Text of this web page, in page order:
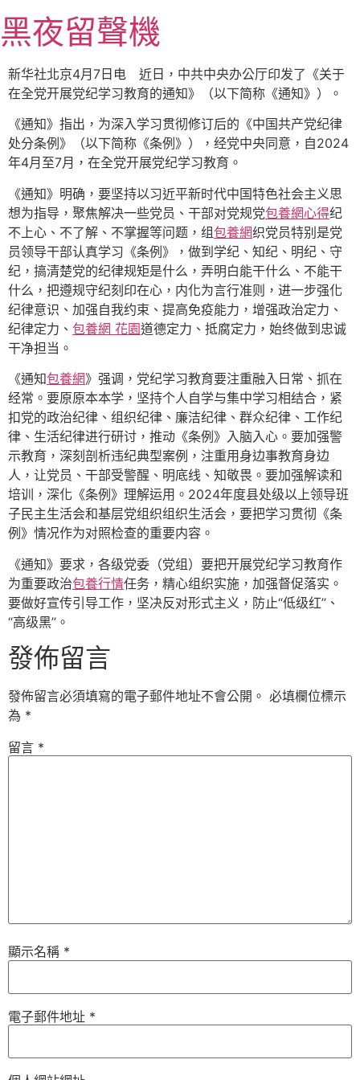
至
主
要
內
黑夜留聲機
新华社北京4月7日电 近日，中共中央办公厅印发了《关于
在全党开展党纪学习教育的通知》（以下简称《通知》）。
《通知》指出，为深入学习贯彻修订后的《中国共产党纪律
处分条例》（以下简称《条例》），经党中央同意，自2024
年4月至7月，在全党开展党纪学习教育。
《通知》明确，要坚持以习近平新时代中国特色社会主义思
想为指导，聚焦解决一些党员、干部对党规党包養網心得纪
不上心、不了解、不掌握等问题，组包養網织党员特别是党
员领导干部认真学习《条例》，做到学纪、知纪、明纪、守
纪，搞清楚党的纪律规矩是什么，弄明白能干什么、不能干
什么，把遵规守纪刻印在心，内化为言行准则，进一步强化
纪律意识、加强自我约束、提高免疫能力，增强政治定力、
纪律定力、 包養網 花園道德定力、抵腐定力，始终做到忠诚
干净担当。
《通知包養網》强调，党纪学习教育要注重融入日常、抓在
经常。要原原本本学，坚持个人自学与集中学习相结合，紧
扣党的政治纪律、组织纪律、廉洁纪律、群众纪律、工作纪
律、生活纪律进行研讨，推动《条例》入脑入心。要加强警
示教育，深刻剖析违纪典型案例，注重用身边事教育身边
人，让党员、干部受警醒、明底线、知敬畏。要加强解读和
培训，深化《条例》理解运用。2024年度县处级以上领导班
子民主生活会和基层党组织组织生活会，要把学习贯彻《条
例》情况作为对照检查的重要内容。
《通知》要求，各级党委（党组）要把开展党纪学习教育作
为重要政治包養行情任务，精心组织实施，加强督促落实。
要做好宣传引导工作，坚决反对形式主义，防止“低级红”、
“高级黑”。
發佈留言
發佈留言必須填寫的電子郵件地址不會公開。 必填欄位標示
為 *
留言 *
顯示名稱 *
電子郵件地址 *